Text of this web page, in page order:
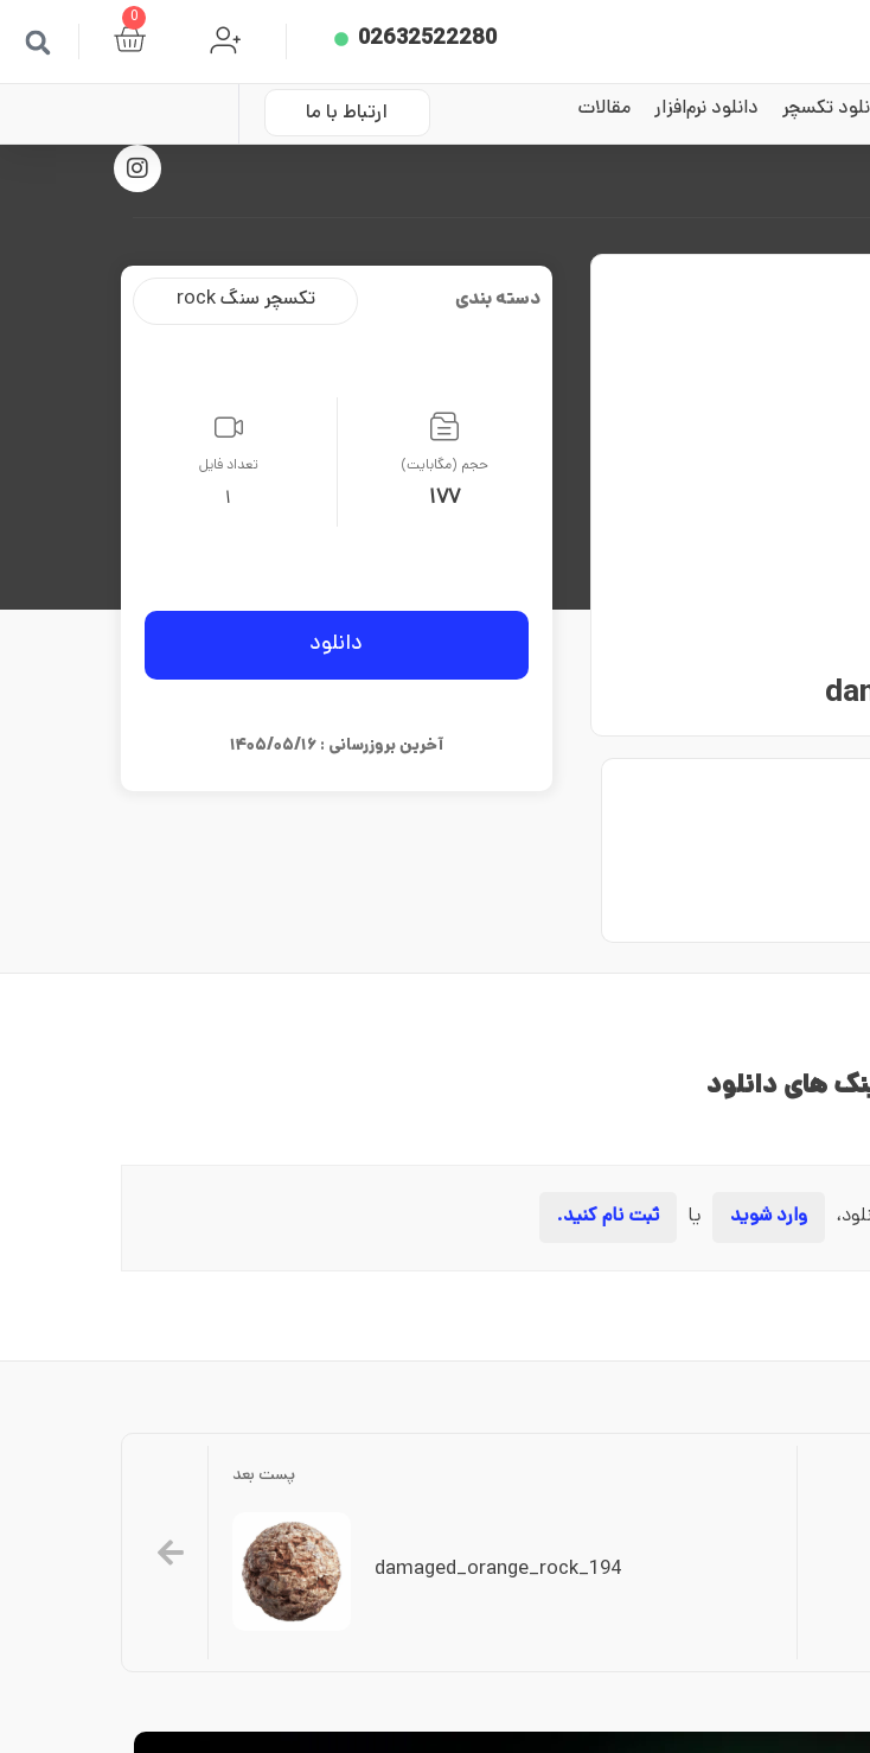
02632522280
0
تکسچر دانلود نرم‌افزار
مقالات
ارتباط با ما
دسته بندی تکسچر سنگ rock
حجم (مگابایت)
177
تعداد فایل
1
دانلود
آخرین بروزرسانی : ۱۴۰۵/۰۵/۱۶
های دانلود
وارد شوید یا ثبت نام کنید.
پست بعد
damaged_orange_rock_194